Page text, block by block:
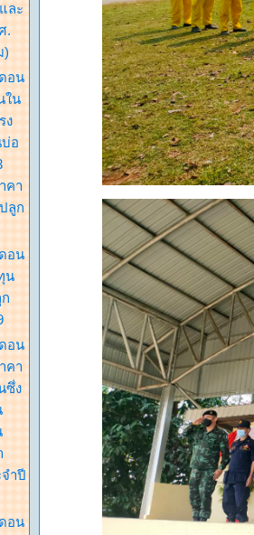
ละ
.
)
อน
ใน
ง
อ
คา
ลูก
อน
น
อน
คา
ซึ่ง
ำปี
อน